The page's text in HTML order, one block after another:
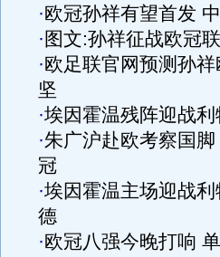
·欧冠孙祥有望首发
· 图文:孙祥征战欧冠
·欧足联官网预测孙
坚
·埃因霍温残阵迎战
·朱广沪赴欧考察国
冠
·埃因霍温主场迎战
德
·欧冠八强今晚打响